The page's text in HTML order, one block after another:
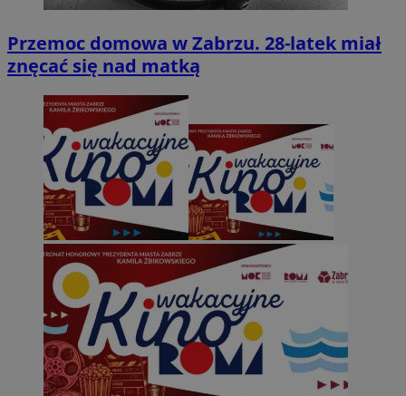
Przemoc domowa w Zabrzu. 28-latek miał
znęcać się nad matką